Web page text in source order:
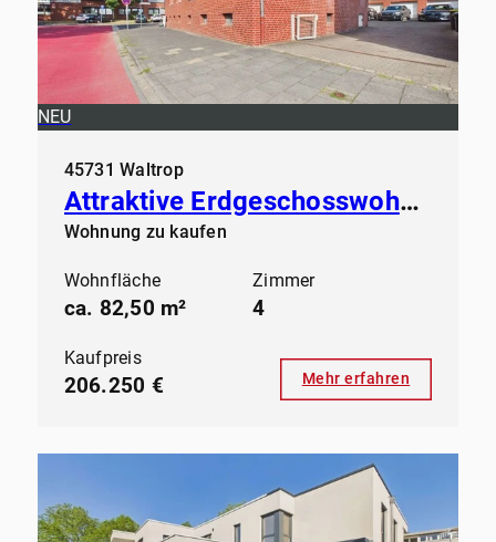
NEU
45731 Waltrop
Attraktive Erdgeschosswohnung in gepflegtem Mehrfamilienhaus
Wohnung zu kaufen
Wohnfläche
ca. 82,50 m²
Zimmer
4
Kaufpreis
206.250 € Mehr erfahren